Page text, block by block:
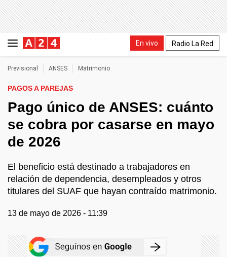
En vivo Radio La Red
Previsional ANSES Matrimonio
PAGOS A PAREJAS
Pago único de ANSES: cuánto
se cobra por casarse en mayo
de 2026
El beneficio está destinado a trabajadores en
relación de dependencia, desempleados y otros
titulares del SUAF que hayan contraído matrimonio.
13 de mayo de 2026 - 11:39